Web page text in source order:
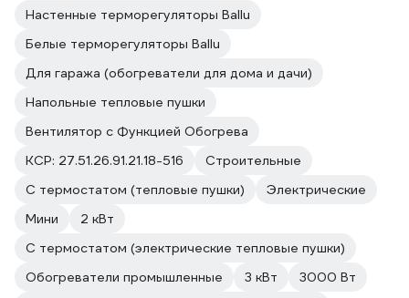
Настенные терморегуляторы Ballu
Белые терморегуляторы Ballu
Для гаража (обогреватели для дома и дачи)
Напольные тепловые пушки
Вентилятор с Функцией Обогрева
КСР: 27.51.26.91.21.18-516
Строительные
С термостатом (тепловые пушки)
Электрические
Мини
2 кВт
С термостатом (электрические тепловые пушки)
Обогреватели промышленные
3 кВт 3000 Вт